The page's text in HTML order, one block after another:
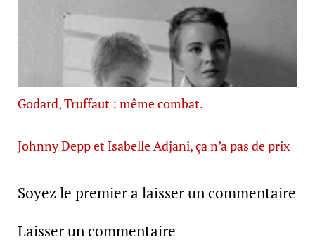
Godard, Truffaut : même combat.
Johnny Depp et Isabelle Adjani, ça n’a pas de prix
Soyez le premier a laisser un commentaire
Laisser un commentaire